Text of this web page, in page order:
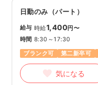
日勤のみ（パート）
給与 時給1,400円〜
時間 8:30～17:30
ブランク可
第二新卒可
気になる